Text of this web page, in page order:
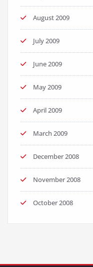
August 2009
July 2009
June 2009
May 2009
April 2009
March 2009
December 2008
November 2008
October 2008